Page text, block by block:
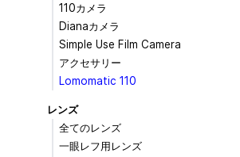
110カメラ
Dianaカメラ
Simple Use Film Camera
アクセサリー
Lomomatic 110
レンズ
全てのレンズ
一眼レフ用レンズ